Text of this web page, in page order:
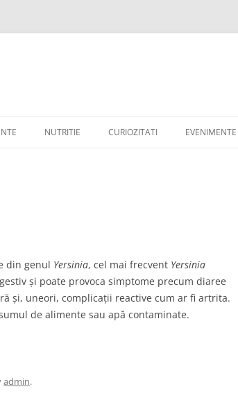
NUTRITIE CURIOZITATI EVENIMENTE
din genul Yersinia, cel mai frecvent Yersinia
și poate provoca simptome precum diaree
și, uneori, complicații reactive cum ar fi artrita.
de alimente sau apă contaminate.
admin.